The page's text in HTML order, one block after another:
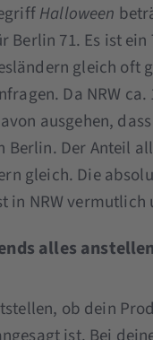
Halloween
71. Es ist
gleich oft
Da NRW
ausgehen,
Der Anteil
gleich. Die
in NRW
alles
ob dein